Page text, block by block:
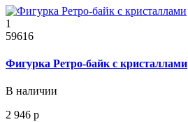
1
59616
Фигурка Ретро-байк с кристаллами
В наличии
2 946 р